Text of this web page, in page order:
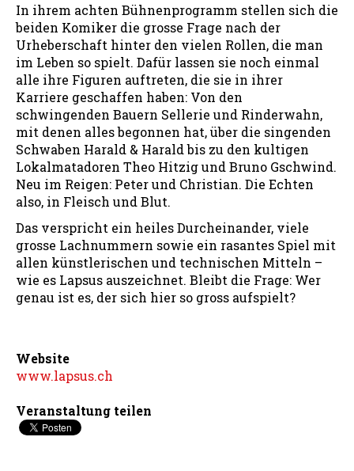
In ihrem achten Bühnenprogramm stellen sich die
beiden Komiker die grosse Frage nach der
Urheberschaft hinter den vielen Rollen, die man
im Leben so spielt. Dafür lassen sie noch einmal
alle ihre Figuren auftreten, die sie in ihrer
Karriere geschaffen haben: Von den
schwingenden Bauern Sellerie und Rinderwahn,
mit denen alles begonnen hat, über die singenden
Schwaben Harald & Harald bis zu den kultigen
Lokalmatadoren Theo Hitzig und Bruno Gschwind.
Neu im Reigen: Peter und Christian. Die Echten
also, in Fleisch und Blut.
Das verspricht ein heiles Durcheinander, viele
grosse Lachnummern sowie ein rasantes Spiel mit
allen künstlerischen und technischen Mitteln –
wie es Lapsus auszeichnet. Bleibt die Frage: Wer
genau ist es, der sich hier so gross aufspielt?
Website
www.lapsus.ch
Veranstaltung teilen